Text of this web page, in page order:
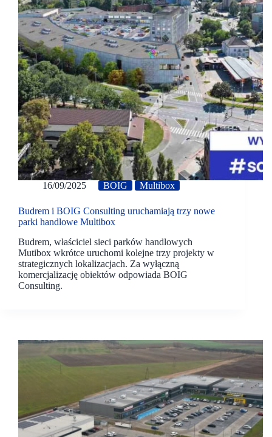
16/09/2025 BOIG Multibox
Budrem i BOIG Consulting uruchamiają trzy nowe
parki handlowe Multibox
Budrem, właściciel sieci parków handlowych
Mutibox wkrótce uruchomi kolejne trzy projekty w
strategicznych lokalizacjach. Za wyłączną
komercjalizację obiektów odpowiada BOIG
Consulting.